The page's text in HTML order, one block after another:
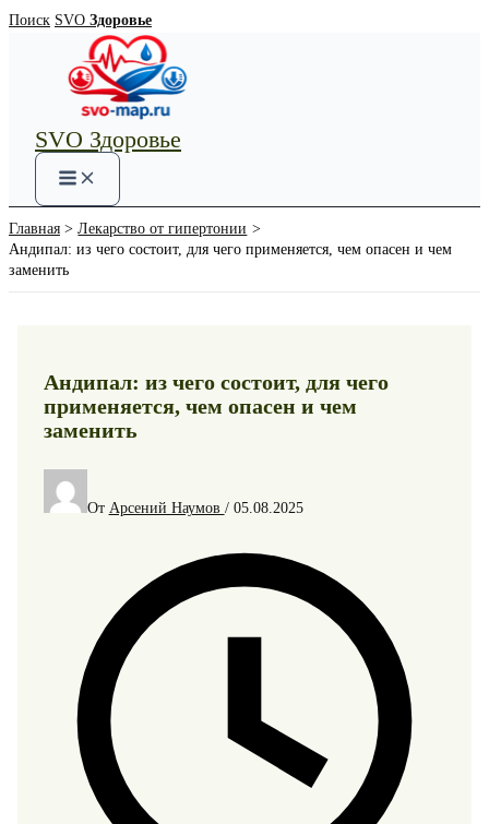
Перейти
содержимому
Поиск SVO Здоровье
SVO Здоровье
Main
Menu
Главная
Лекарство от гипертонии
Андипал: из чего состоит, для чего применяется, чем опасен и чем
заменить
Андипал: из чего состоит, для чего
применяется, чем опасен и чем
заменить
От Арсений Наумов / 05.08.2025